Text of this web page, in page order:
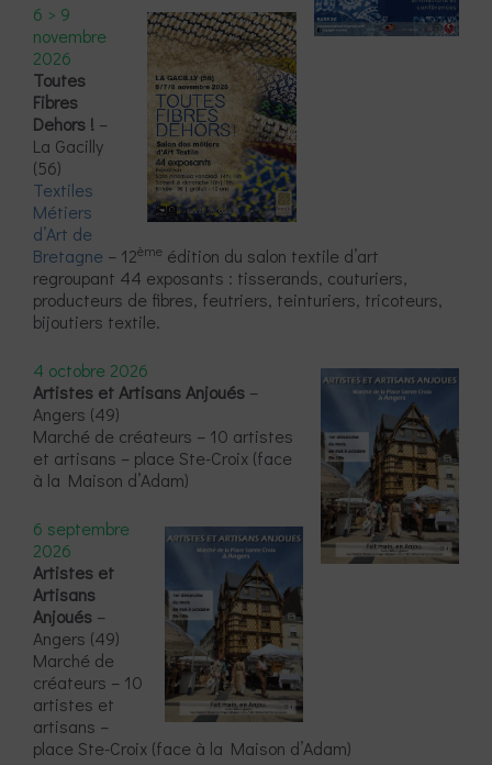
6 > 9
novembre
2026
Toutes
Fibres
Dehors ! –
La Gacilly
(56)
Textiles
Métiers
d’Art de
Bretagne – 12ème édition du salon textile d’art
regroupant 44 exposants : tisserands, couturiers,
producteurs de fibres, feutriers, teinturiers, tricoteurs,
bijoutiers textile.
4 octobre 2026
Artistes et Artisans Anjoués –
Angers (49)
Marché de créateurs – 10 artistes
et artisans – place Ste-Croix (face
à la Maison d’Adam)
6 septembre
2026
Artistes et
Artisans
Anjoués –
Angers (49)
Marché de
créateurs – 10
artistes et
artisans –
place Ste-Croix (face à la Maison d’Adam)